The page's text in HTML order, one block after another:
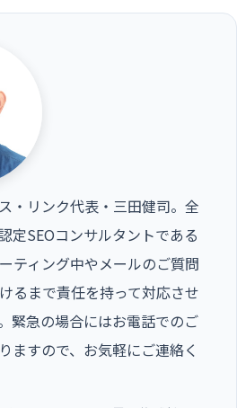
・リンク代表・三田健司。全
定SEOコンサルタントである
ティング中やメールのご質問
るまで責任を持って対応させ
緊急の場合にはお電話でのご
ますので、お気軽にご連絡く